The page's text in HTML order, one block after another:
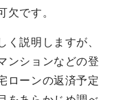
欠です。
く説明しますが、
ンションなどの登
ローンの返済予定